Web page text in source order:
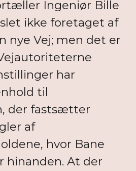
Ingeniør Bille
ikke foretaget af
nye Vej; men det er
har
til
der fastsætter
af
hvor Bane
hinanden. At der